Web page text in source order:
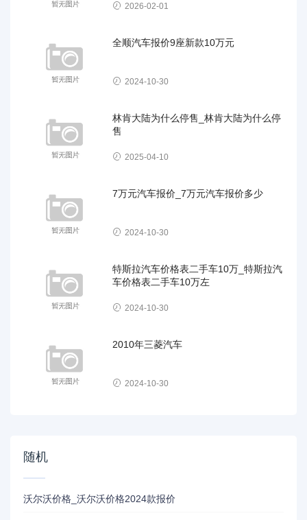
2026-02-01
全顺汽车报价9座新款10万元
2024-10-30
林肯大陆为什么停售_林肯大陆为什么停
售
2025-04-10
7万元汽车报价_7万元汽车报价多少
2024-10-30
特斯拉汽车价格表二手车10万_特斯拉汽
车价格表二手车10万左
2024-10-30
2010年三菱汽车
2024-10-30
随机
沃尔沃价格_沃尔沃价格2024款报价